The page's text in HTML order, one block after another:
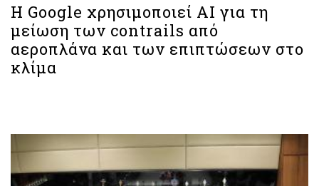
H Google χρησιμοποιεί AI για τη
μείωση των contrails από
αεροπλάνα και των επιπτώσεων στο
κλίμα